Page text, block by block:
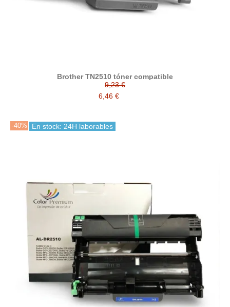
Brother TN2510 tóner compatible
9,23 €
6,46 €
-40% En stock: 24H laborables